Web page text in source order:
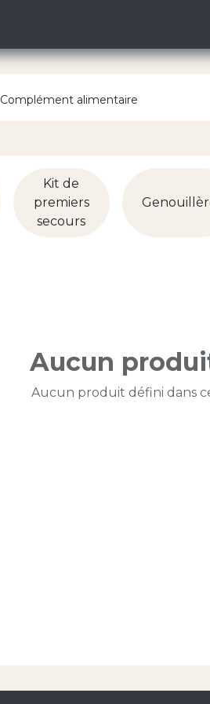
Complément alimentaire
Kit de
premiers
secours
Aucun
Aucun produit défini dans